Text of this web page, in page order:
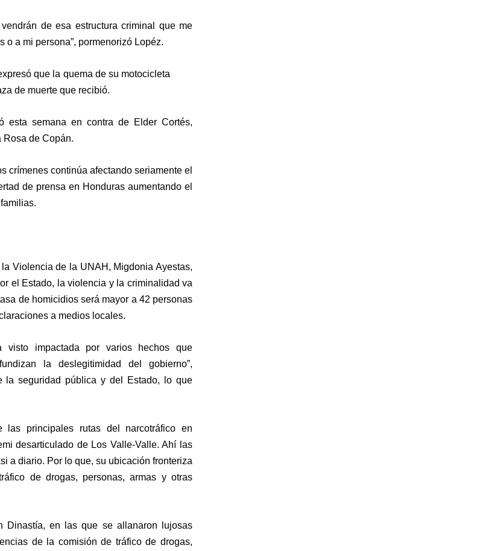
de esa estructura criminal que me
a mi persona”, pormenorizó Lopéz.
expresó que la quema de su motocicleta
de muerte que recibió.
esta semana en contra de Elder Cortés,
Rosa de Copán.
crímenes continúa afectando seriamente el
de prensa en Honduras aumentando el
Violencia de la UNAH, Migdonia Ayestas,
el Estado, la violencia y la criminalidad va
de homicidios será mayor a 42 personas
a medios locales.
visto impactada por varios hechos que
la deslegitimidad del gobierno”,
la seguridad pública y del Estado, lo que
las principales rutas del narcotráfico en
desarticulado de Los Valle-Valle. Ahí las
a diario. Por lo que, su ubicación fronteriza
de drogas, personas, armas y otras
Dinastía, en las que se allanaron lujosas
de la comisión de tráfico de drogas,